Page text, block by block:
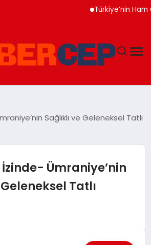
Türkiye’nin Ham
Sağlıklı ve Geleneksel Tatlı
İzinde- Ümraniye’nin
Tatlı